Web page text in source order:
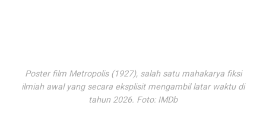
Poster film Metropolis (1927), salah satu mahakarya fiksi
ilmiah awal yang secara eksplisit mengambil latar waktu di
tahun 2026. Foto: IMDb